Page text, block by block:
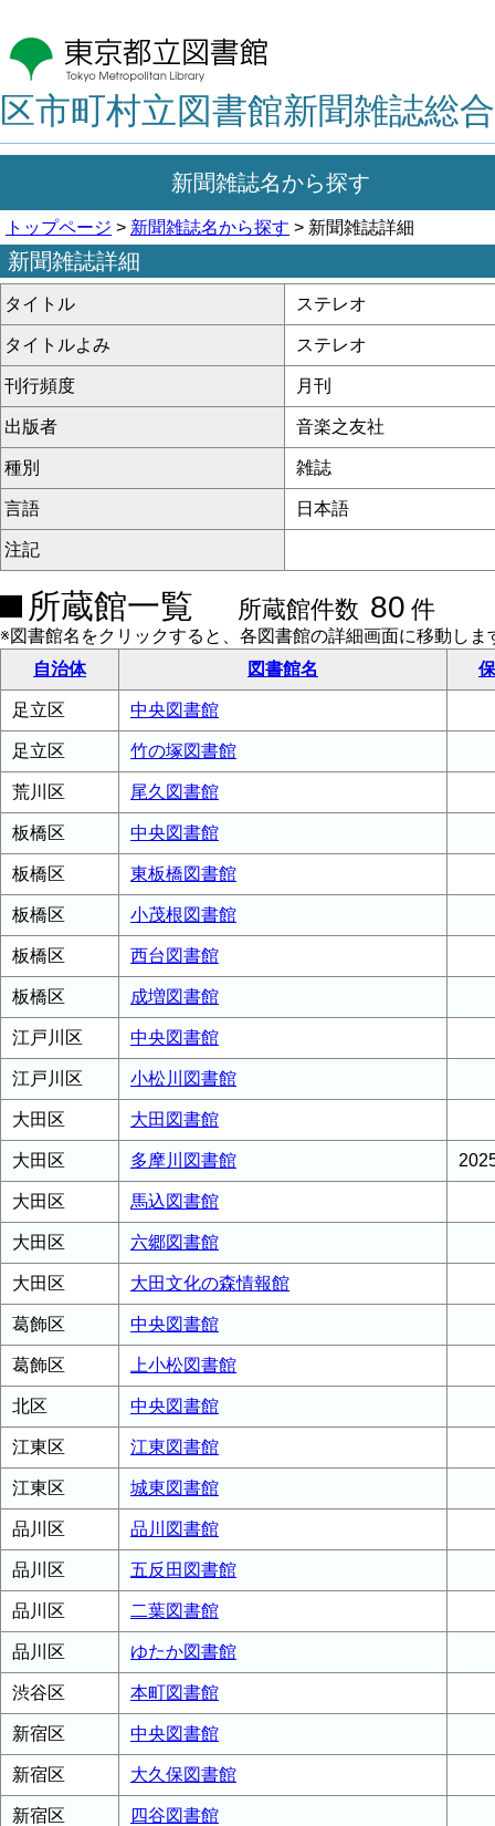
区市町村立図書館新聞雑誌総
新聞雑誌名から探す
トップページ > 新聞雑誌名から探す > 新聞雑誌詳細
新聞雑誌詳細
タイトル ステレオ
タイトルよみ ステレオ
刊行頻度 月刊
出版者 音楽之友社
種別 雑誌
言語 日本語
注記
所蔵館一覧 所蔵館件数 80 件
※図書館名をクリックすると、各図書館の詳細画面に移動しま
自治体
図書館名
足立区 中央図書館
足立区 竹の塚図書館
荒川区 尾久図書館
板橋区 中央図書館
板橋区 東板橋図書館
板橋区 小茂根図書館
板橋区 西台図書館
板橋区 成増図書館
江戸川区 中央図書館
江戸川区 小松川図書館
大田区 大田図書館
大田区 多摩川図書館
大田区 馬込図書館
大田区 六郷図書館
大田区 大田文化の森情報館
葛飾区 中央図書館
葛飾区 上小松図書館
北区 中央図書館
江東区 江東図書館
江東区 城東図書館
品川区 品川図書館
品川区 五反田図書館
品川区 二葉図書館
品川区 ゆたか図書館
渋谷区 本町図書館
新宿区 中央図書館
新宿区 大久保図書館
新宿区 四谷図書館